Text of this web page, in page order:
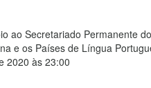
ao Secretariado Permanente
e os Países de Língua
2020 às 23:00